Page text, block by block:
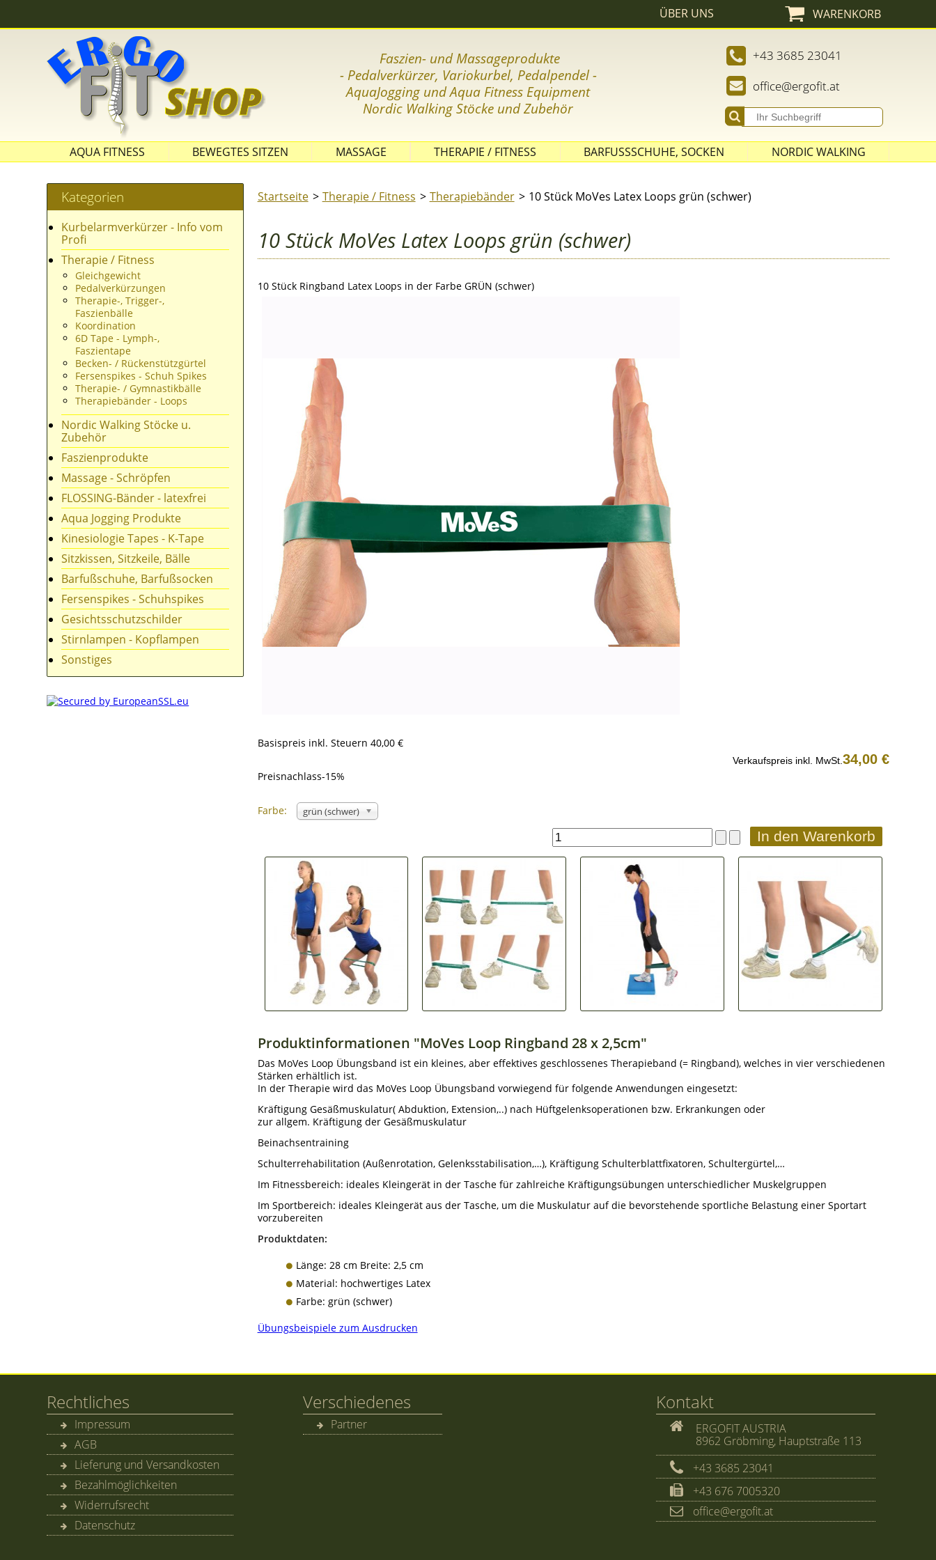
WARENKORB
ÜBER UNS
+43 3685 23041
office@ergofit.at
Faszien- und Massageprodukte
- Pedalverkürzer, Variokurbel, Pedalpendel -
AquaJogging und Aqua Fitness Equipment
Nordic Walking Stöcke und Zubehör
AQUA FITNESS BEWEGTES SITZEN MASSAGE THERAPIE / FITNESS
KOORDINATION
THERAPIEBÄLLE
THERAPIEBÄNDER
GYMNASTIKMATTEN
BARFUSSSCHUHE, SOCKEN NORDIC WALKING
ZUBEHÖR
Startseite Therapie / Fitness Therapiebänder 10 Stück MoVes Latex Loops grün (schwer)
Kategorien
Kurbelarmverkürzer - Info vom
Profi
Therapie / Fitness
Gleichgewicht
Pedalverkürzungen
Therapie-, Trigger-,
Faszienbälle
Koordination
6D Tape - Lymph-,
Faszientape
Becken- / Rückenstützgürtel
Fersenspikes - Schuh Spikes
Therapie- / Gymnastikbälle
Therapiebänder - Loops
Nordic Walking Stöcke u.
Zubehör
Faszienprodukte
Massage - Schröpfen
FLOSSING-Bänder - latexfrei
Aqua Jogging Produkte
Kinesiologie Tapes - K-Tape
Sitzkissen, Sitzkeile, Bälle
Barfußschuhe, Barfußsocken
Fersenspikes - Schuhspikes
Gesichtsschutzschilder
Stirnlampen - Kopflampen
Sonstiges
10 Stück MoVes Latex Loops grün (schwer)
10 Stück Ringband Latex Loops in der Farbe GRÜN (schwer)
Basispreis inkl. Steuern 40,00 €
Verkaufspreis inkl. MwSt. 34,00 €
Preisnachlass-15%
Farbe: grün (schwer)
Produktinformationen "MoVes Loop Ringband 28 x 2,5cm"
Das MoVes Loop Übungsband ist ein kleines, aber effektives geschlossenes Therapieband (= Ringband), welches in vier verschiedenen
Stärken erhältlich ist.
In der Therapie wird das MoVes Loop Übungsband vorwiegend für folgende Anwendungen eingesetzt:
Kräftigung Gesäßmuskulatur( Abduktion, Extension,..) nach Hüftgelenksoperationen bzw. Erkrankungen oder
zur allgem. Kräftigung der Gesäßmuskulatur
Beinachsentraining
Schulterrehabilitation (Außenrotation, Gelenksstabilisation,…), Kräftigung Schulterblattfixatoren, Schultergürtel,…
Im Fitnessbereich: ideales Kleingerät in der Tasche für zahlreiche Kräftigungsübungen unterschiedlicher Muskelgruppen
Im Sportbereich: ideales Kleingerät aus der Tasche, um die Muskulatur auf die bevorstehende sportliche Belastung einer Sportart
vorzubereiten
Produktdaten:
Länge: 28 cm Breite: 2,5 cm
Material: hochwertiges Latex
Farbe: grün (schwer)
Übungsbeispiele zum Ausdrucken
Rechtliches
Impressum
AGB
Lieferung und Versandkosten
Bezahlmöglichkeiten
Widerrufsrecht
Datenschutz
Verschiedenes
Partner
Kontakt
ERGOFIT AUSTRIA
8962 Gröbming, Hauptstraße 113
+43 3685 23041
+43 676 7005320
office@ergofit.at